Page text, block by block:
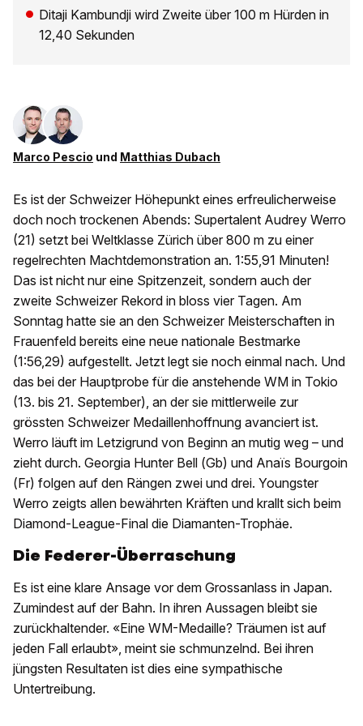
Ditaji Kambundji wird Zweite über 100 m Hürden in
12,40 Sekunden
Marco Pescio und Matthias Dubach
Es ist der Schweizer Höhepunkt eines erfreulicherweise
doch noch trockenen Abends: Supertalent Audrey Werro
(21) setzt bei Weltklasse Zürich über 800 m zu einer
regelrechten Machtdemonstration an. 1:55,91 Minuten!
Das ist nicht nur eine Spitzenzeit, sondern auch der
zweite Schweizer Rekord in bloss vier Tagen. Am
Sonntag hatte sie an den Schweizer Meisterschaften in
Frauenfeld bereits eine neue nationale Bestmarke
(1:56,29) aufgestellt. Jetzt legt sie noch einmal nach. Und
das bei der Hauptprobe für die anstehende WM in Tokio
(13. bis 21. September), an der sie mittlerweile zur
grössten Schweizer Medaillenhoffnung avanciert ist.
Werro läuft im Letzigrund von Beginn an mutig weg – und
zieht durch. Georgia Hunter Bell (Gb) und Anaïs Bourgoin
(Fr) folgen auf den Rängen zwei und drei. Youngster
Werro zeigts allen bewährten Kräften und krallt sich beim
Diamond-League-Final die Diamanten-Trophäe.
Die Federer-Überraschung
Es ist eine klare Ansage vor dem Grossanlass in Japan.
Zumindest auf der Bahn. In ihren Aussagen bleibt sie
zurückhaltender. «Eine WM-Medaille? Träumen ist auf
jeden Fall erlaubt», meint sie schmunzelnd. Bei ihren
jüngsten Resultaten ist dies eine sympathische
Untertreibung.